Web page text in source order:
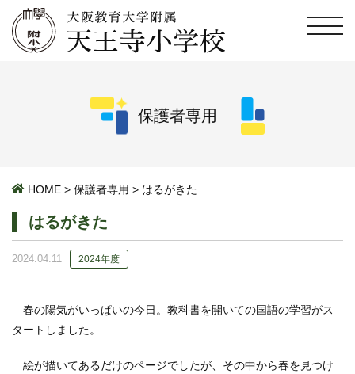
保護者専用
HOME > 保護者専用 > はるがきた
はるがきた
2024.04.11 2024年度
春の陽気がいっぱいの今日。教科書を開いての国語の学習がス
タートしました。
絵が描いてあるだけのページでしたが、その中から春を見つけ